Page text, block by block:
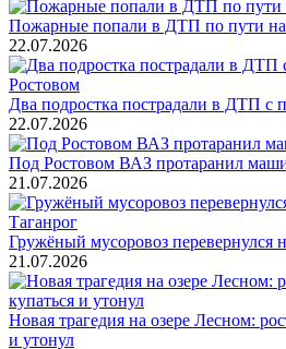
Пожарные попали в ДТП по пути
22.07.2026
Два подростка пострадали в ДТП с
22.07.2026
Под Ростовом ВАЗ протаранил
21.07.2026
Гружёный мусоровоз перевернулся
21.07.2026
Новая трагедия на озере Лесном:
и утонул